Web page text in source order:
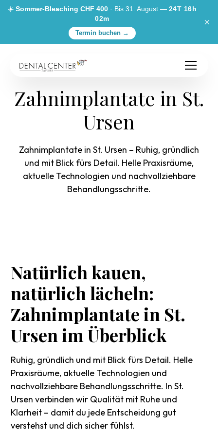
☀️Sommer-Bleaching CHF 400 · Bis 31. August —24T 16h
02m
Termin buchen →
×
Zahnimplantate in St.
Ursen
Zahnimplantate in St. Ursen – Ruhig, gründlich
und mit Blick fürs Detail. Helle Praxisräume,
aktuelle Technologien und nachvollziehbare
Behandlungsschritte.
Natürlich kauen,
natürlich lächeln:
Zahnimplantatein St.
Ursen im Überblick
Ruhig, gründlich und mit Blick fürs Detail. Helle
Praxisräume, aktuelle Technologien und
nachvollziehbare Behandlungsschritte. In St.
Ursen verbinden wir Qualität mit Ruhe und
Klarheit – damit du jede Entscheidung gut
verstehst und dich sicher fühlst.